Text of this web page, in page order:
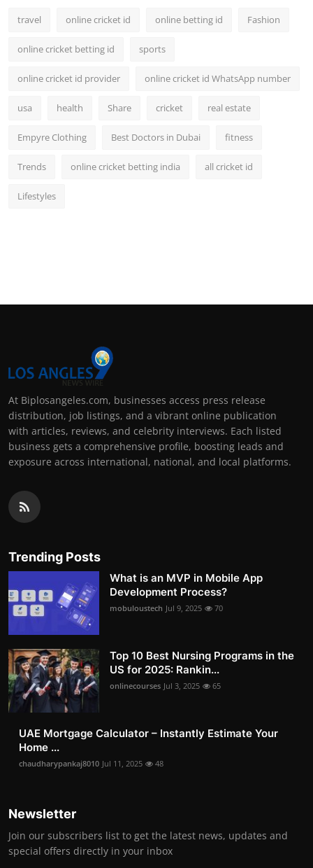
travel online cricket id online betting id Fashion
online cricket betting id sports
online cricket id provider online cricket id WhatsApp number
usa health Share cricket real estate
Empyre Clothing Best Doctors in Dubai fitness
Trends online cricket betting india all cricket id
Lifestyles
At Biplosangeles.com, businesses access press release
distribution, job listings, and a vibrant online publication
with articles, reviews, and celebrity interviews. Each listed
business gets a comprehensive profile, boosting leads and
exposure across international, national, and local platforms.
Trending Posts
What is an MVP in Mobile App
Development Process?
mobuloustech Jul 9, 2025 70
Top 10 Best Nursing Programs in the
US for 2025: Rankin...
onlinecourses Jul 3, 2025 65
UAE Mortgage Calculator – Instantly Estimate Your
Home ...
chaudharypankaj8010 Jul 11, 2025 48
Newsletter
Join our subscribers list to get the latest news, updates and
special offers directly in your inbox